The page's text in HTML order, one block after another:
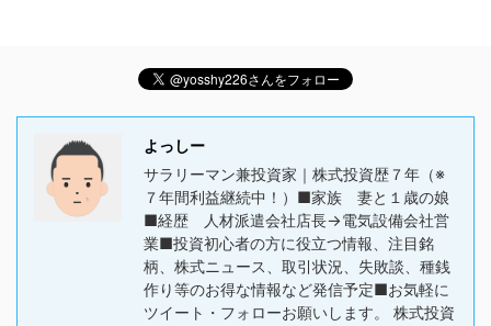
よっしー
サラリーマン兼投資家｜株式投資歴７年（※
７年間利益継続中！）■家族 妻と１歳の娘
■経歴 人材派遣会社店長→電気設備会社営
業■投資初心者の方に役立つ情報、注目銘
柄、株式ニュース、取引状況、失敗談、種銭
作り等のお得な情報など発信予定■お気軽に
ツイート・フォローお願いします。 株式投資